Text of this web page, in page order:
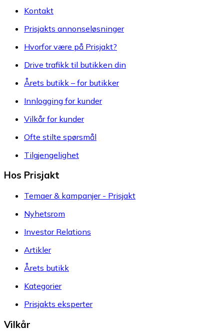
Kontakt
Prisjakts annonseløsninger
Hvorfor være på Prisjakt?
Drive trafikk til butikken din
Årets butikk – for butikker
Innlogging for kunder
Vilkår for kunder
Ofte stilte spørsmål
Tilgjengelighet
Hos Prisjakt
Temaer & kampanjer - Prisjakt
Nyhetsrom
Investor Relations
Artikler
Årets butikk
Kategorier
Prisjakts eksperter
Vilkår